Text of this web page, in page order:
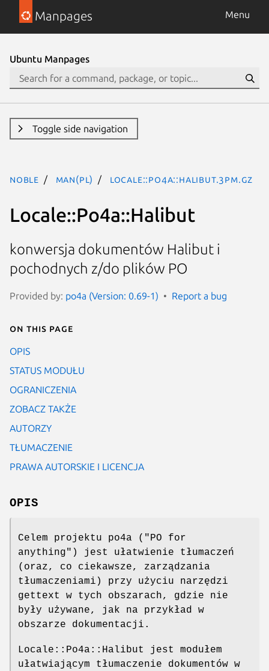
Manpages Menu
Ubuntu Manpages
Toggle side navigation
noble man(pl) Locale::Po4a::Halibut.3pm.gz
Locale::Po4a::Halibut
konwersja dokumentów Halibut i
pochodnych z/do plików PO
Provided by: po4a (Version: 0.69-1) Report a bug
On this page
OPIS
STATUS MODUŁU
OGRANICZENIA
ZOBACZ TAKŻE
AUTORZY
TŁUMACZENIE
PRAWA AUTORSKIE I LICENCJA
OPIS
Celem projektu po4a ("PO for
anything") jest ułatwienie tłumaczeń
(oraz, co ciekawsze, zarządzania
tłumaczeniami) przy użyciu narzędzi
gettext w tych obszarach, gdzie nie
były używane, jak na przykład w
obszarze dokumentacji.
Locale::Po4a::Halibut jest modułem
ułatwiającym tłumaczenie dokumentów w